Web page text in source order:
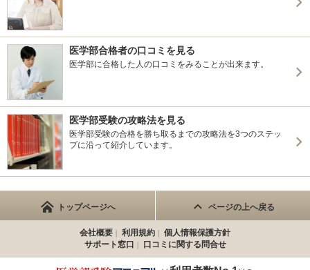
医学部合格者の口コミを見る
医学部に合格した人の口コミをみることが出来ます。
医学部受験の攻略法を見る
医学部受験の合格を勝ち取るまでの攻略法を3つのステッ
プに沿って紹介しています。
トップページへ ページの上へ戻る
会社概要 利用規約
個人情報保護方針
サポート窓口
口コミに関する問合せ